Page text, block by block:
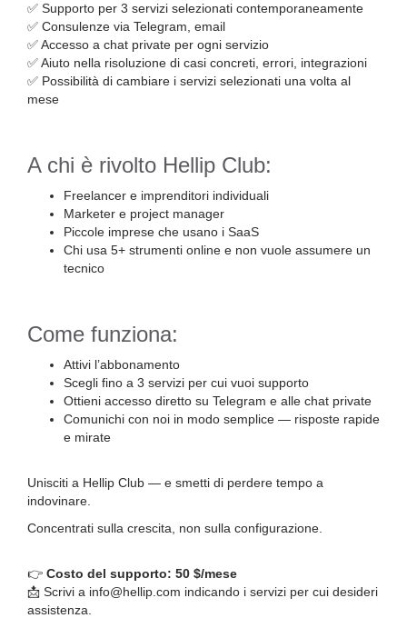
✅ Supporto per 3 servizi selezionati contemporaneamente
✅ Consulenze via Telegram, email
✅ Accesso a chat private per ogni servizio
✅ Aiuto nella risoluzione di casi concreti, errori, integrazioni
✅ Possibilità di cambiare i servizi selezionati una volta al
mese
A chi è rivolto Hellip Club:
Freelancer e imprenditori individuali
Marketer e project manager
Piccole imprese che usano i SaaS
Chi usa 5+ strumenti online e non vuole assumere un
tecnico
Come funziona:
Attivi l’abbonamento
Scegli fino a 3 servizi per cui vuoi supporto
Ottieni accesso diretto su Telegram e alle chat private
Comunichi con noi in modo semplice — risposte rapide
e mirate
Unisciti a Hellip Club — e smetti di perdere tempo a
indovinare.
Concentrati sulla crescita, non sulla configurazione.
👉 Costo del supporto: 50 $/mese
📩 Scrivi a info@hellip.com indicando i servizi per cui desideri
assistenza.